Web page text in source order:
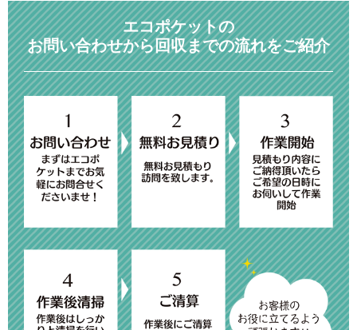
エコポケットの
お問い合わせから回収までの流れをご紹介